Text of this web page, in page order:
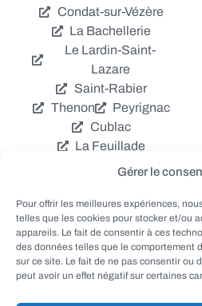
Gérer le
Pour offrir les meilleures expériences,
telles que les cookies pour stocker et/ou
appareils. Le fait de consentir à ces
des données telles que le comportement
sur ce site. Le fait de ne pas consentir ou
peut avoir un effet négatif sur certaines
Condat-sur-Vézère
La Bachellerie
Le Lardin-Saint-
Lazare
Saint-Rabier
Thenon
Peyrignac
Cublac
La Feuillade
Chavagnac
Coly
Grèzes
Aubas
Villac
Azerat
Ladornac
Tourtoirac